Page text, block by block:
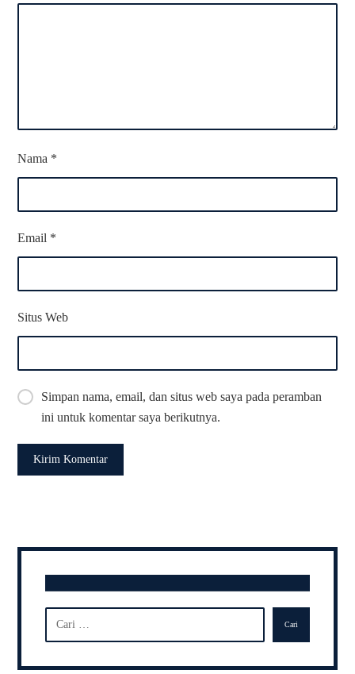
Nama *
Email *
Situs Web
Simpan nama, email, dan situs web saya pada peramban
ini untuk komentar saya berikutnya.